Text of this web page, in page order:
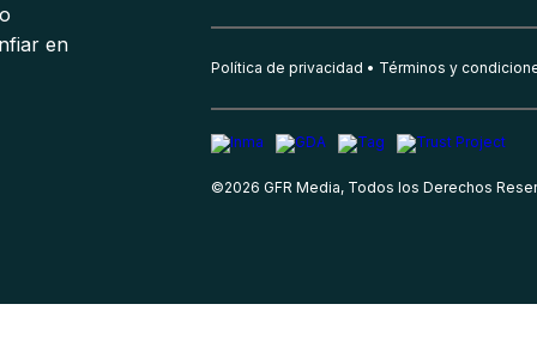
en
Política de privacidad Términos y
©2026 GFR Media, Todos los Derechos